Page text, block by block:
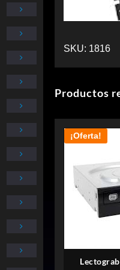
SKU: 1816
Productos
¡Oferta!